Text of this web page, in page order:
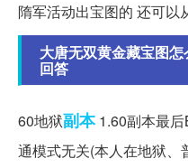
隋军活动出宝图的 还可以
大唐无双黄金藏宝图
回答
60地狱副本1.60副本最后
通模式无关(本人在地狱、